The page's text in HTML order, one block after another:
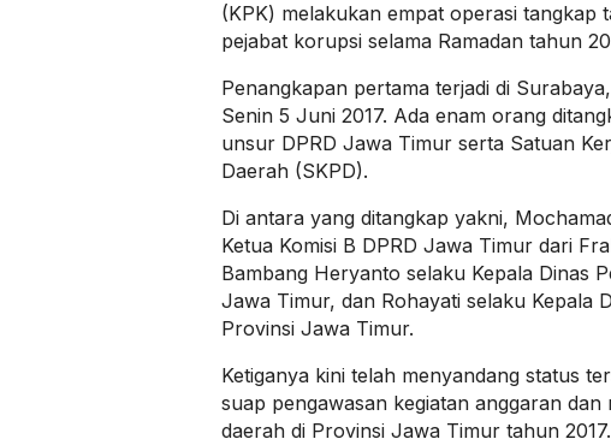
(KPK) melakukan empat operasi tangkap
pejabat korupsi selama Ramadan tahun
Penangkapan pertama terjadi di
Senin 5 Juni 2017. Ada enam orang
unsur DPRD Jawa Timur serta Satuan
Daerah (SKPD).
Di antara yang ditangkap yakni,
Ketua Komisi B DPRD Jawa Timur dari
Bambang Heryanto selaku Kepala Dinas
Jawa Timur, dan Rohayati selaku Kepala
Provinsi Jawa Timur.
Ketiganya kini telah menyandang status
suap pengawasan kegiatan anggaran
daerah di Provinsi Jawa Timur tahun 2017.